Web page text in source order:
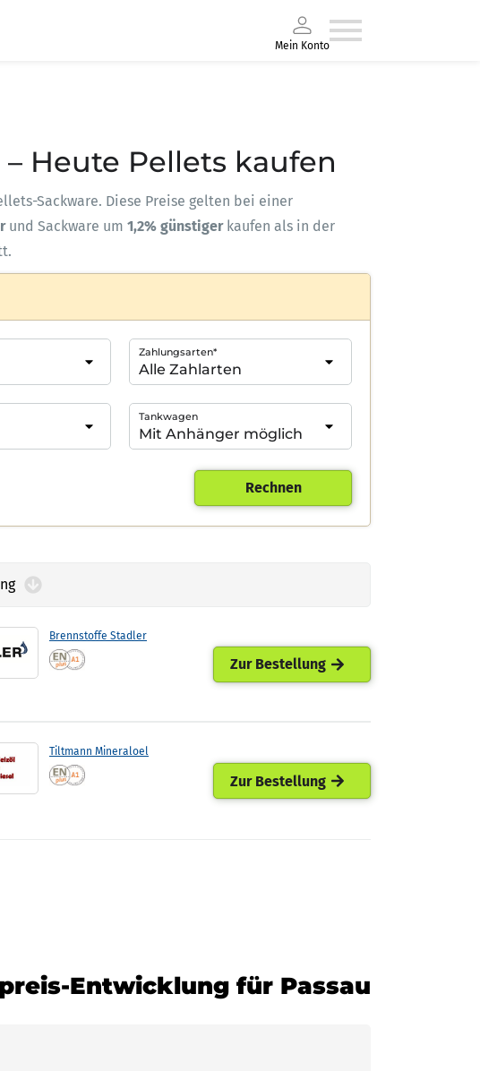
Mein Konto
– Heute Pellets kaufen
Sackware. Diese Preise gelten bei einer
und Sackware um 1,2% günstigerkaufen als in der
Zahlungsarten*
Tankwagen
Rechnen
Brennstoffe Stadler
Zur Bestellung
Tiltmann Mineraloel
Zur Bestellung
Entwicklung für Passau